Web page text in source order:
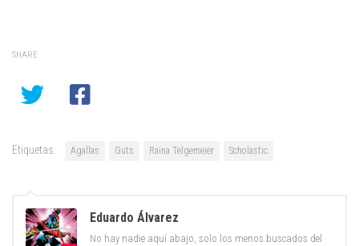
SHARE
Etiquetas: Agallas Guts Raina Telgemeier Scholastic
Eduardo Álvarez
No hay nadie aquí abajo, solo los menos buscados del